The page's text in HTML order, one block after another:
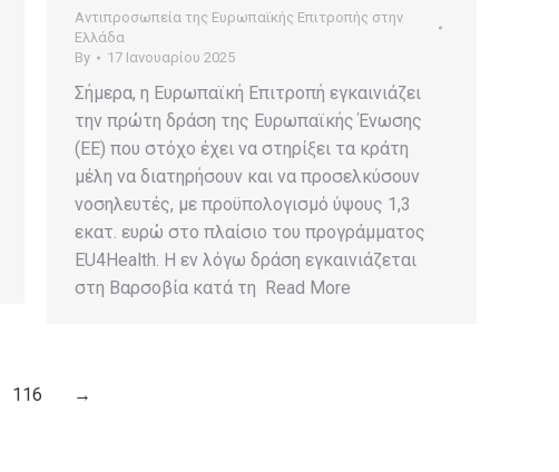
Αντιπροσωπεία της Ευρωπαϊκής Επιτροπής στην
Ελλάδα
By
17 Ιανουαρίου 2025
Σήμερα, η Ευρωπαϊκή Επιτροπή εγκαινιάζει
την πρώτη δράση της Ευρωπαϊκής Ένωσης
(ΕΕ) που στόχο έχει να στηρίξει τα κράτη
μέλη να διατηρήσουν και να προσελκύσουν
νοσηλευτές, με προϋπολογισμό ύψους 1,3
εκατ. ευρώ στο πλαίσιο του προγράμματος
EU4Health. Η εν λόγω δράση εγκαινιάζεται
στη Βαρσοβία κατά τη Read More
116 →